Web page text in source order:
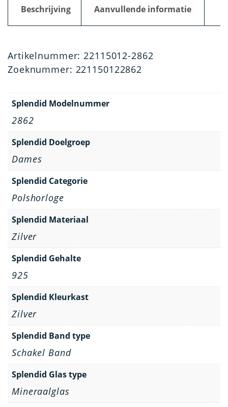
Beschrijving Aanvullende informatie
Artikelnummer: 22115012-2862
Zoeknummer: 221150122862
Splendid Modelnummer
2862
Splendid Doelgroep
Dames
Splendid Categorie
Polshorloge
Splendid Materiaal
Zilver
Splendid Gehalte
925
Splendid Kleurkast
Zilver
Splendid Band type
Schakel Band
Splendid Glas type
Mineraalglas